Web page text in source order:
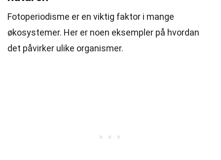
Fotoperiodisme er en viktig faktor i mange
økosystemer. Her er noen eksempler på hvordan
det påvirker ulike organismer.